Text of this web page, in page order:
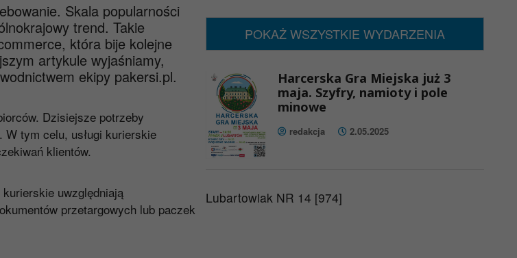
Skala popularności
trend. Takie
która bije kolejne
artykule wyjaśniamy,
ekipy pakersi.pl.
Dzisiejsze potrzeby
tym celu, usługi kurierskie
klientów.
uwzględniają
przetargowych lub paczek
POKAŻ WSZYSTKIE WYDARZENIA
Harcerska Gra Miejska już 3
maja. Szyfry, namioty i pole
minowe
redakcja 2.05.2025
Lubartowiak NR 14 [974]